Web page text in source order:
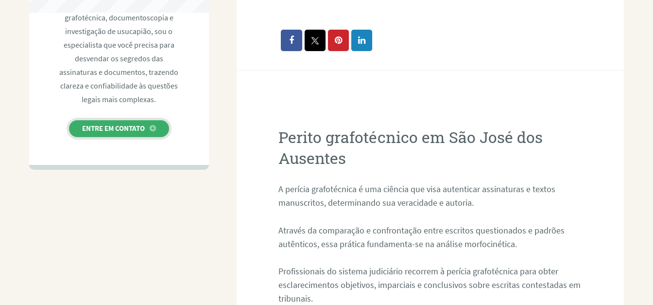
Perito grafotécnico em São José dos
Ausentes
A perícia grafotécnica é uma ciência que visa autenticar assinaturas e textos
manuscritos, determinando sua veracidade e autoria.
Através da comparação e confrontação entre escritos questionados e padrões
autênticos, essa prática fundamenta-se na análise morfocinética.
Profissionais do sistema judiciário recorrem à perícia grafotécnica para obter
esclarecimentos objetivos, imparciais e conclusivos sobre escritas contestadas em
tribunais.
grafotécnica, documentoscopia e
investigação de usucapião, sou o
especialista que você precisa para
desvendar os segredos das
assinaturas e documentos, trazendo
clareza e confiabilidade às questões
legais mais complexas.
ENTRE EM CONTATO